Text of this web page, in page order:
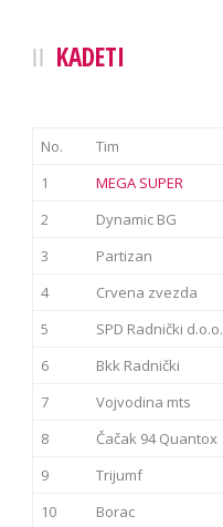
KADETI
No. Tim
1
MEGA SUPER
2
Dynamic BG
3
Partizan
4
Crvena zvezda
5
SPD Radnički d.o.o.
6
Bkk Radnički
7
Vojvodina mts
8
Čačak 94 Quantox
9
Trijumf
10
Borac